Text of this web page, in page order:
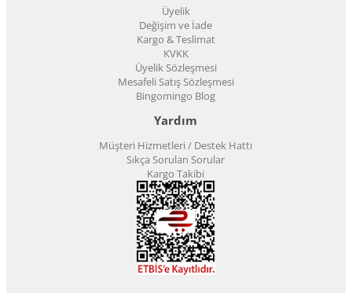
Üyelik
Değişim ve İade
Kargo & Teslimat
KVKK
Üyelik Sözleşmesi
Mesafeli Satış Sözleşmesi
Bingomingo Blog
Yardım
Müşteri Hizmetleri / Destek Hattı
Sıkça Sorulan Sorular
Kargo Takibi